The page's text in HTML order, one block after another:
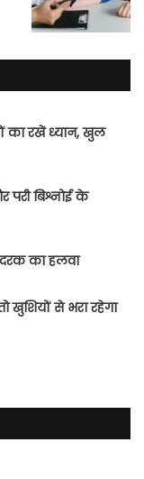
का रखें ध्यान, खुल
परी बिश्नोई के
का हलवा
खुशियों से भरा रहेगा